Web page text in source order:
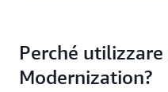
Perché
Modernization?